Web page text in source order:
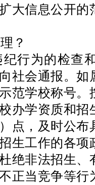
大信息公开
？
行为的检查
社会通报。
范学校称号
办学资质和
点，及时公
生工作的各
绝非法招生
正当竞争等